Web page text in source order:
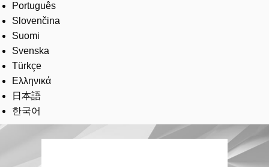
Português
Slovenčina
Suomi
Svenska
Türkçe
Ελληνικά
日本語
한국어